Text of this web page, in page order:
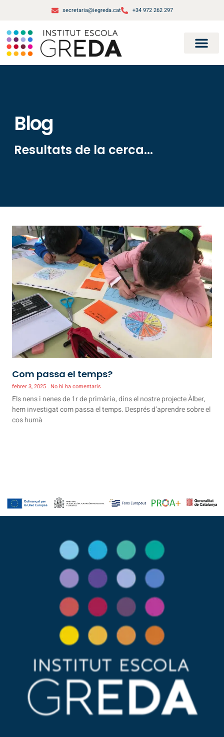
secretaria@iegreda.cat +34 972 262 297
Blog
Resultats de la cerca...
Com passa el temps?
febrer 3, 2025 No hi ha comentaris
Els nens i nenes de 1r de primària, dins el nostre projecte Àlber,
hem investigat com passa el temps. Després d’aprendre sobre el
cos humà